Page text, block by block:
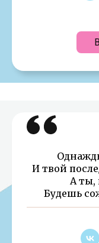
И твой
А ты,
Будешь